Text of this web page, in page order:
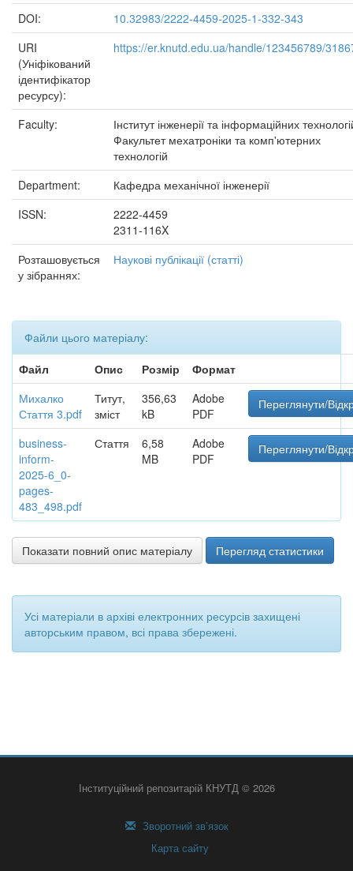
DOI:
10.32983/2222-4459-2025-1-332-343
URI
(Уніфікований
ідентифікатор
ресурсу):
https://er.knutd.edu.ua/handle/123456789/
Faculty:
Інститут інженерії та інформаційних
Факультет мехатроніки та комп'ютерних
технологій
Department:
Кафедра механічної інженерії
ISSN:
2222-4459
2311-116X
Розташовується
у зібраннях:
Наукові публікації (статті)
Файли цього матеріалу:
Файл
Опис Розмір
Формат
Михалко
Стаття 3.pdf
Титут,
зміст
356,63
kB
Adobe
PDF
Переглянути/
business-
inform-
2025-6_0-
pages-
483_498.pdf
Стаття
6,58
MB
Adobe
PDF
Переглянути/
Показати повний опис матеріалу Перегляд статистики
Усі матеріали в архіві електронних ресурсів захищені
авторським правом, всі права збережені.
Інституційний репозитарій КНУТД © 2026
Зворотний зв’язок
Карта сайту